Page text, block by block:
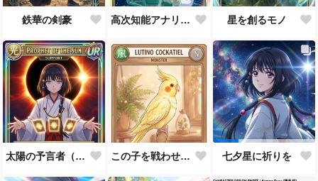
鉄華の剣豪 高次知能アナリスト MEI（Mathematical Electronic Intelligenc） 星を創るモノ
太陽の予言者（プロンプト使い方あってるんだろうか？） この子を戦わせるなんて出来ません！！ 七夕星に祈りを